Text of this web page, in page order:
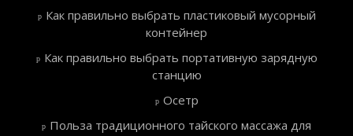
Как правильно выбрать пластиковый мусорный
контейнер
Как правильно выбрать портативную зарядную
станцию
Осетр
Польза традиционного тайского массажа для